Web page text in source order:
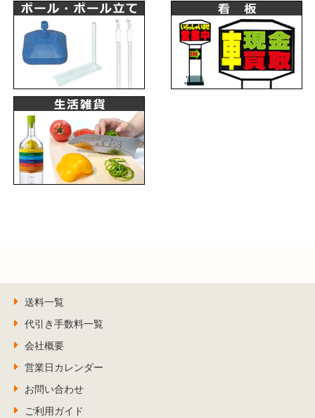
送料一覧
代引き手数料一覧
会社概要
営業日カレンダー
お問い合わせ
ご利用ガイド